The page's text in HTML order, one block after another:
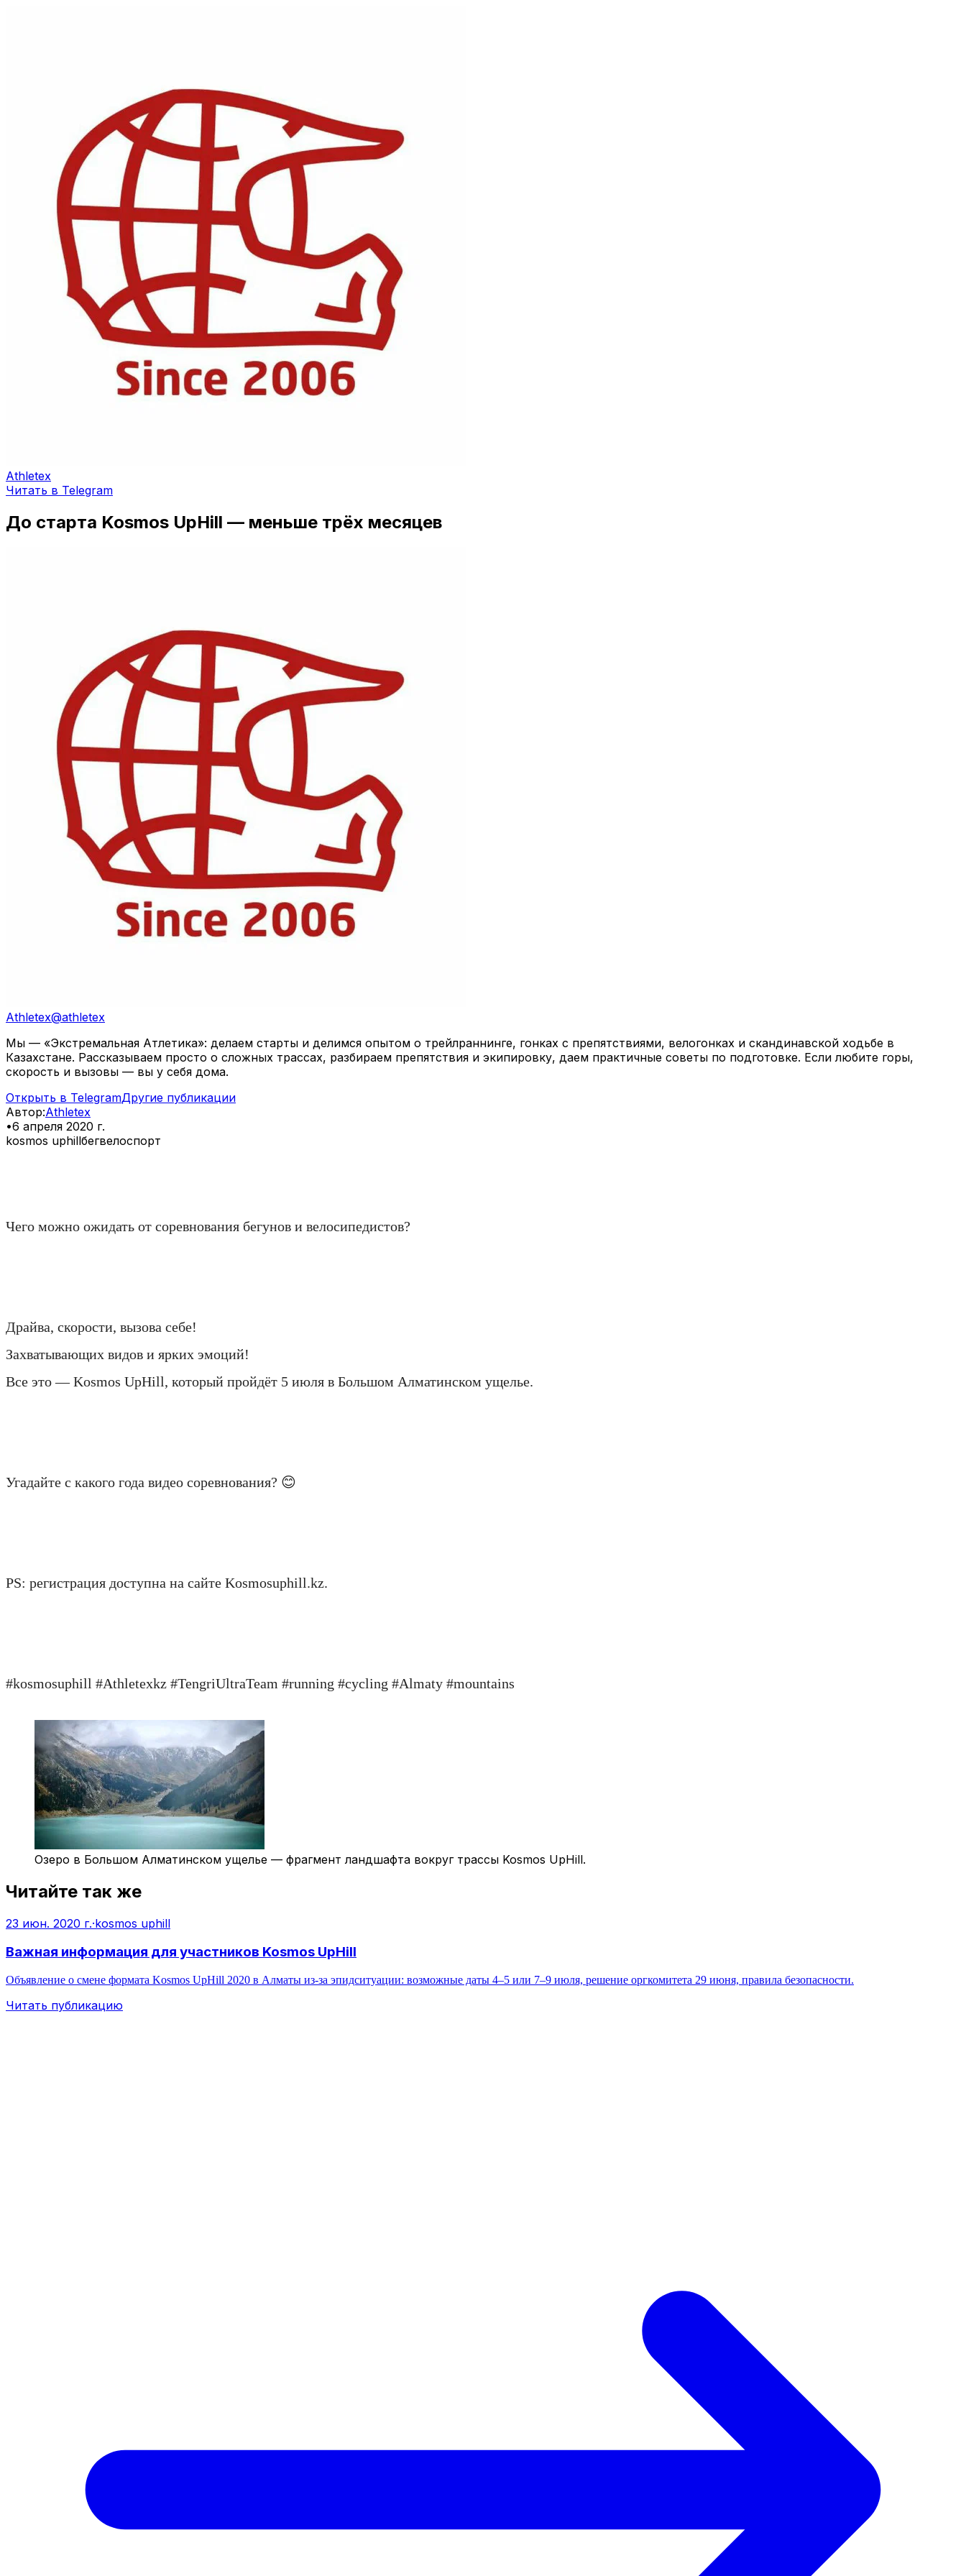
Athletex
Читать в Telegram
До старта Kosmos UpHill — меньше трёх месяцев
Athletex@athletex
Мы — «Экстремальная Атлетика»: делаем старты и делимся опытом о трейлраннинге, гонках с препятствиями, велогонках и скандинавской ходьбе в
Казахстане. Рассказываем просто о сложных трассах, разбираем препятствия и экипировку, даем практичные советы по подготовке. Если любите горы,
скорость и вызовы — вы у себя дома.
Открыть в TelegramДругие публикации
Автор:Athletex
•6 апреля 2020 г.
kosmos uphillбегвелоспорт
Чего можно ожидать от соревнования бегунов и велосипедистов?
Драйва, скорости, вызова себе!
Захватывающих видов и ярких эмоций!
Все это — Kosmos UpHill, который пройдёт 5 июля в Большом Алматинском ущелье.
Угадайте с какого года видео соревнования? 😊
PS: регистрация доступна на сайте Kosmosuphill.kz.
#kosmosuphill #Athletexkz #TengriUltraTeam #running #cycling #Almaty #mountains
Озеро в Большом Алматинском ущелье — фрагмент ландшафта вокруг трассы Kosmos UpHill.
Читайте так же
23 июн. 2020 г.·kosmos uphill
Важная информация для участников Kosmos UpHill
Объявление о смене формата Kosmos UpHill 2020 в Алматы из‑за эпидситуации: возможные даты 4–5 или 7–9 июля, решение оргкомитета 29 июня, правила безопасности.
Читать публикацию